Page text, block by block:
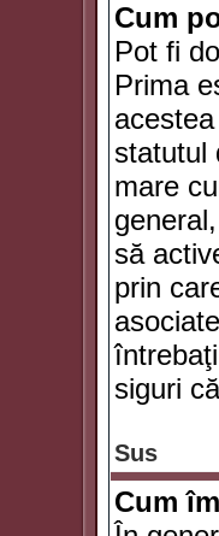
Cum
Pot fi
Prima
statutul
mare
să
prin
siguri
Sus
Cum